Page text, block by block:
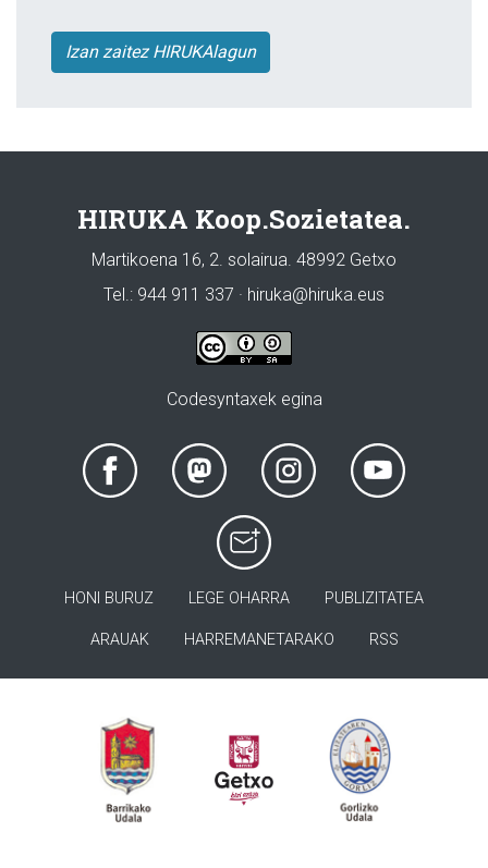
Izan zaitez HIRUKAlagun
HIRUKA Koop.Sozietatea.
Martikoena 16, 2. solairua. 48992 Getxo
Tel.: 944 911 337 · hiruka@hiruka.eus
Codesyntaxek egina
HONI BURUZ LEGE OHARRA PUBLIZITATEA
ARAUAK HARREMANETARAKO RSS